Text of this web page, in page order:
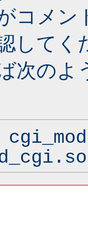
コメン
してく
次のよ